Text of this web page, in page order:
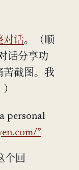
对话。（顺
话分享功
苦截图。我
personal
”
个回